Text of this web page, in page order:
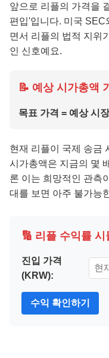
앞으로 리플의 가격을
편입'입니다. 미국 SEC
면서 리플의 법적 지위
인 신호예요.
📝 예상 시가총액
목표 가격 = 예상 시
현재 리플이 국제 송금
시가총액은 지금의 몇
론 이는 희망적인 관측
대를 보면 아주 불가능
🔢 리플 수익률 시
진입 가격
(KRW):
수익 확인하기